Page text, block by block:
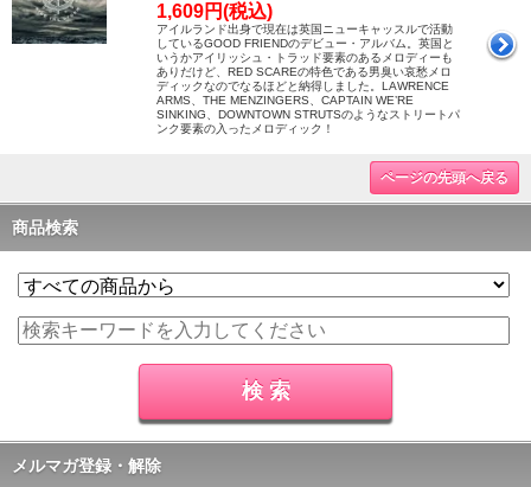
1,609円(税込)
アイルランド出身で現在は英国ニューキャッスルで活動
しているGOOD FRIENDのデビュー・アルバム。英国と
いうかアイリッシュ・トラッド要素のあるメロディーも
ありだけど、RED SCAREの特色である男臭い哀愁メロ
ディックなのでなるほどと納得しました。LAWRENCE
ARMS、THE MENZINGERS、CAPTAIN WE’RE
SINKING、DOWNTOWN STRUTSのようなストリートパ
ンク要素の入ったメロディック！
ページの先頭へ戻る
商品検索
メルマガ登録・解除